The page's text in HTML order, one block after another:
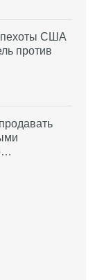
пехоты США
против